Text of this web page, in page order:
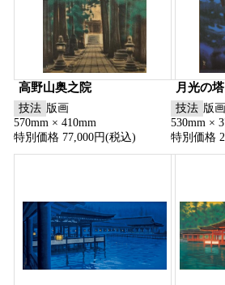
高野山奥之院
技法 版画
570mm × 410mm
特別価格 77,000円(税込)
月光の
技法 版画
530mm ×
特別価格